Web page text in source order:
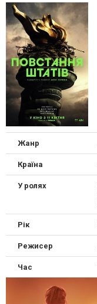
Жанр
Країна
У ролях
Рік
Режисер
Час